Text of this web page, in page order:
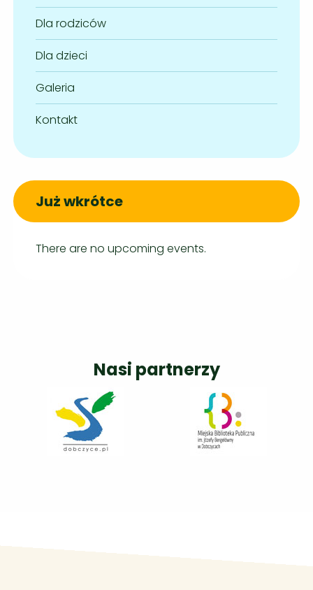
Dla rodziców
Dla dzieci
Galeria
Kontakt
Już wkrótce
There are no upcoming events.
Nasi partnerzy